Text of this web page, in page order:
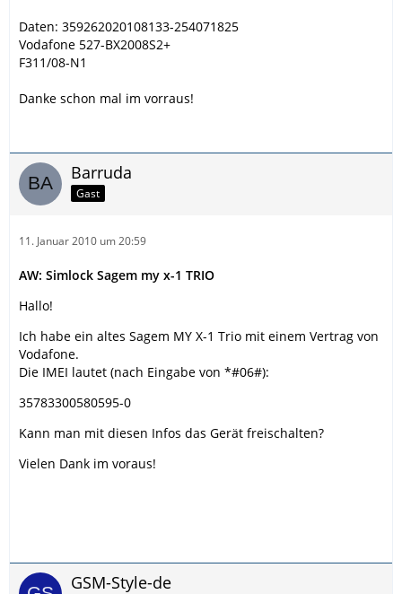
Daten: 359262020108133-254071825
Vodafone 527-BX2008S2+
F311/08-N1
Danke schon mal im vorraus!
Barruda
Gast
11. Januar 2010 um 20:59
AW: Simlock Sagem my x-1 TRIO
Hallo!
Ich habe ein altes Sagem MY X-1 Trio mit einem Vertrag von
Vodafone.
Die IMEI lautet (nach Eingabe von *#06#):
35783300580595-0
Kann man mit diesen Infos das Gerät freischalten?
Vielen Dank im voraus!
GSM-Style-de